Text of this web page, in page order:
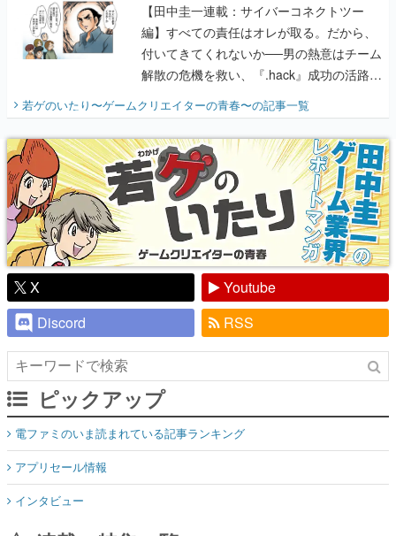
【田中圭一連載：サイバーコネクトツー
編】すべての責任はオレが取る。だから、
付いてきてくれないか──男の熱意はチーム
解散の危機を救い、『.hack』成功の活路を
開く。業界の快男児・松山 洋に流れる血は
『少年ジャンプ』色だった【若ゲのいた
り】
若ゲのいたり〜ゲームクリエイターの青春〜の記事一覧
X
Youtube
Discord
RSS
ピックアップ
電ファミのいま読まれている記事ランキング
アプリセール情報
インタビュー